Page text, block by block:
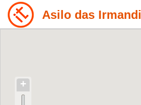
Asilo das
+